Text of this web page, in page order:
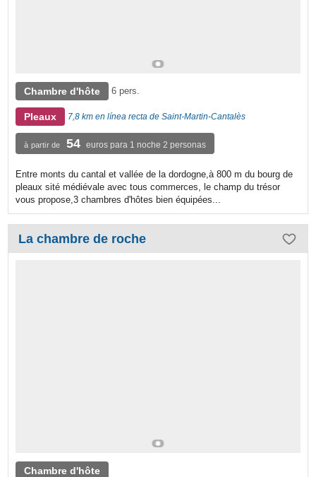
Chambre d'hôte 6 pers.
Pleaux 7,8 km en línea recta de Saint-Martin-Cantalès
à partir de 54 euros para 1 noche 2 personas
Entre monts du cantal et vallée de la dordogne,à 800 m du bourg de
pleaux sité médiévale avec tous commerces, le champ du trésor
vous propose,3 chambres d'hôtes bien équipées...
La chambre de roche
Chambre d'hôte